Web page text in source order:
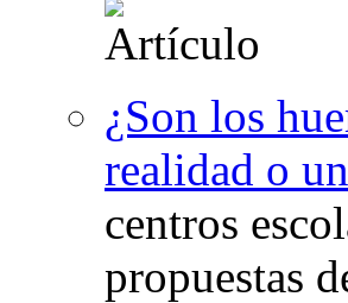
¿Son los
realidad o
centros
propuestas